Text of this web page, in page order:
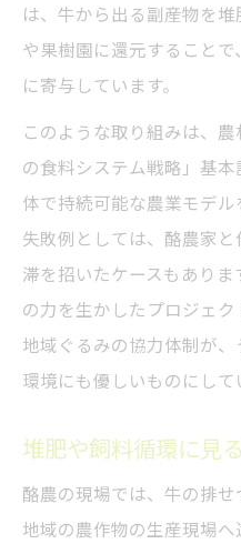
は、牛から出る副産物を
や果樹園に還元すること
に寄与しています。
このような取り組みは、
の食料システム戦略」基
体で持続可能な農業モデル
失敗例としては、酪農家
滞を招いたケースもあり
の力を生かしたプロジェク
地域ぐるみの協力体制が、
環境にも優しいものにして
堆肥や飼料循環に見
酪農の現場では、牛の排せ
地域の農作物の生産現場